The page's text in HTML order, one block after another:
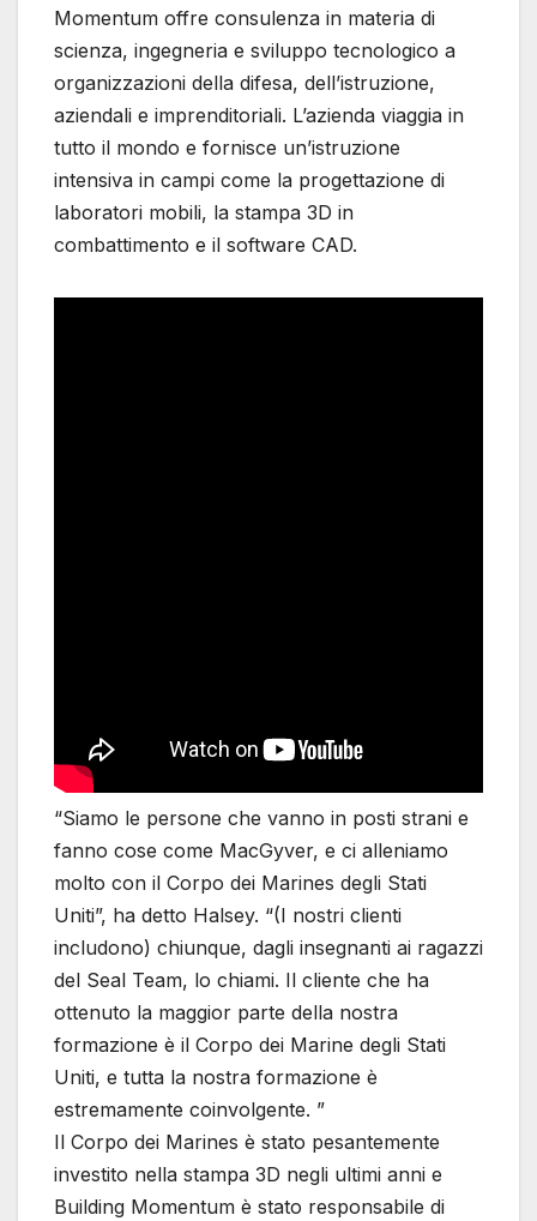
Momentum offre consulenza in materia di
scienza, ingegneria e sviluppo tecnologico a
organizzazioni della difesa, dell’istruzione,
aziendali e imprenditoriali. L’azienda viaggia in
tutto il mondo e fornisce un’istruzione
intensiva in campi come la progettazione di
laboratori mobili, la stampa 3D in
combattimento e il software CAD.
“Siamo le persone che vanno in posti strani e
fanno cose come MacGyver, e ci alleniamo
molto con il Corpo dei Marines degli Stati
Uniti”, ha detto Halsey. “(I nostri clienti
includono) chiunque, dagli insegnanti ai ragazzi
del Seal Team, lo chiami. Il cliente che ha
ottenuto la maggior parte della nostra
formazione è il Corpo dei Marine degli Stati
Uniti, e tutta la nostra formazione è
estremamente coinvolgente. ”
Il Corpo dei Marines è stato pesantemente
investito nella stampa 3D negli ultimi anni e
Building Momentum è stato responsabile di